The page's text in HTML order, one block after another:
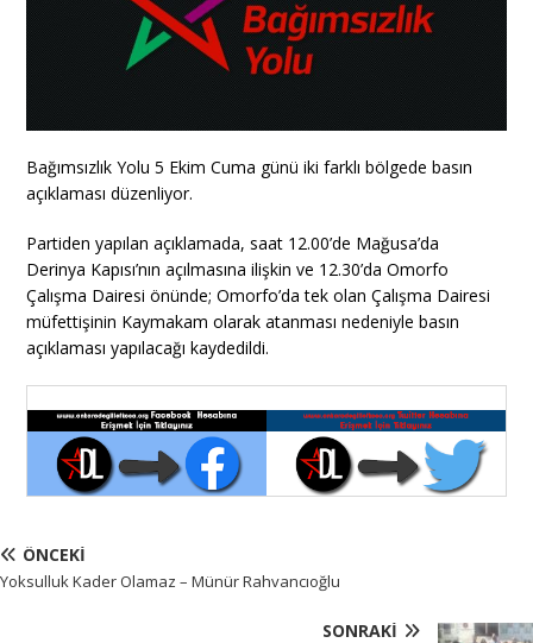
Bağımsızlık Yolu 5 Ekim Cuma günü iki farklı bölgede basın
açıklaması düzenliyor.
Partiden yapılan açıklamada, saat 12.00’de Mağusa’da
Derinya Kapısı’nın açılmasına ilişkin ve 12.30’da Omorfo
Çalışma Dairesi önünde; Omorfo’da tek olan Çalışma Dairesi
müfettişinin Kaymakam olarak atanması nedeniyle basın
açıklaması yapılacağı kaydedildi.
ÖNCEKI
Yoksulluk Kader Olamaz – Münür Rahvancıoğlu
SONRAKI